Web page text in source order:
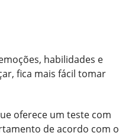
habilidades e
fica mais fácil tomar
oferece um teste com
de acordo com o